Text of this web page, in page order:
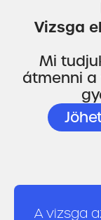
Vizsga
Mi
átmenni a
A vizsga